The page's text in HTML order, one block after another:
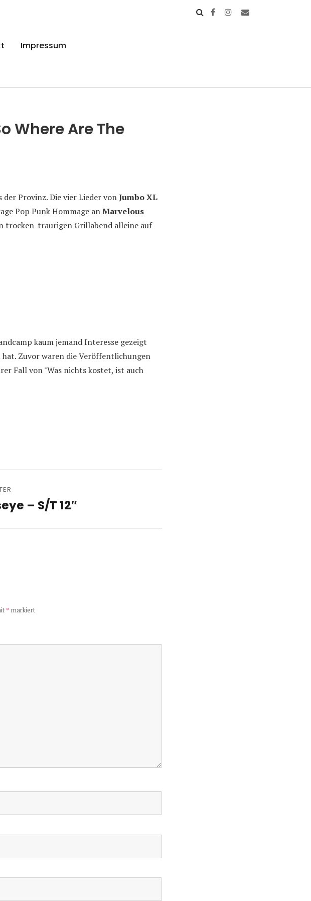
Impressum
Where Are The
Provinz. Die vier Lieder vonJumbo XL
Pop Punk Hommage anMarvelous
trocken-traurigen Grillabend alleine auf
kaum jemand Interesse gezeigt
hat. Zuvor waren die Veröffentlichungen
Fall von "Was nichts kostet, ist auch
– S/T 12″
* markiert